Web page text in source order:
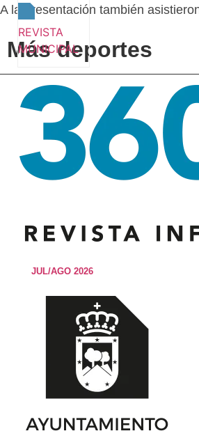
REVISTA
MUNICIPAL
JUL/AGO 2026
A la presentación también
Más deportes